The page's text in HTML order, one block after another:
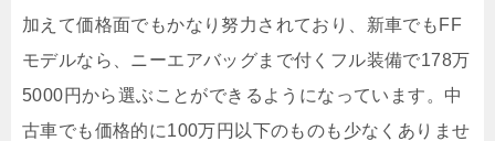
加えて価格面でもかなり努力されており、新車でもFF
モデルなら、ニーエアバッグまで付くフル装備で178万
5000円から選ぶことができるようになっています。中
古車でも価格的に100万円以下のものも少なくありませ